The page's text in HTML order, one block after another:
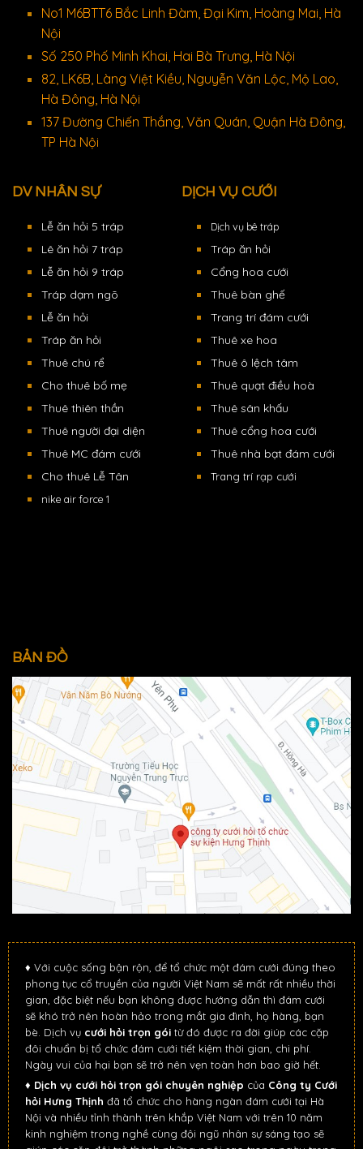
No1 M6BTT6 Bắc Linh Đàm, Đại Kim, Hoàng Mai, Hà
Nội
Số 250 Phố Minh Khai, Hai Bà Trưng, Hà Nội
82, LK6B, Làng Việt Kiều, Nguyễn Văn Lộc, Mộ Lao,
Hà Đông, Hà Nội
137 Đường Chiến Thắng, Văn Quán, Quận Hà Đông,
TP Hà Nội
DV NHÂN SỰ
Lễ ăn hỏi 5 tráp
Lê ăn hỏi 7 tráp
Lễ ăn hỏi 9 tráp
Tráp dạm ngõ
Lễ ăn hỏi
Tráp ăn hỏi
Thuê chú rể
Cho thuê bố mẹ
Thuê thiên thần
Thuê người đại diện
Thuê MC đám cưới
Cho thuê Lễ Tân
nike air force 1
DỊCH VỤ CƯỚI
Dịch vụ bê tráp
Tráp ăn hỏi
Cổng hoa cưới
Thuê bàn ghế
Trang trí đám cưới
Thuê xe hoa
Thuê ô lệch tâm
Thuê quạt điều hoà
Thuê sân khấu
Thuê cổng hoa cưới
Thuê nhà bạt đám cưới
Trang trí rạp cưới
BẢN ĐỒ
♦ Với cuộc sống bận rộn, để tổ chức một đám cưới đúng theo
phong tục cổ truyền của người Việt Nam sẽ mất rất nhiều thời
gian, đặc biệt nếu bạn không được hướng dẫn thì đám cưới
sẽ khó trở nên hoàn hảo trong mắt gia đình, họ hàng, bạn
bè. Dịch vụ cưới hỏi trọn gói từ đó được ra đời giúp các cặp
đôi chuẩn bị tổ chức đám cưới tiết kiệm thời gian, chi phí.
Ngày vui của hại bạn sẽ trở nên vẹn toàn hơn bao giờ hết.
♦ Dịch vụ cưới hỏi trọn gói chuyên nghiệp của Công ty Cưới
hỏi Hưng Thịnh đã tổ chức cho hàng ngàn đám cưới tại Hà
Nội và nhiều tỉnh thành trên khắp Việt Nam với trên 10 năm
kinh nghiệm trong nghề cùng đội ngũ nhân sự sáng tạo sẽ